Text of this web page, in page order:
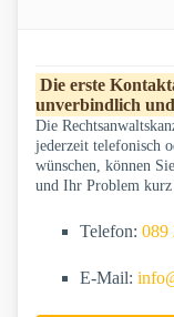
Die erste
unverbindlich
Die
jederzeit telefonisch
wünschen, können
und Ihr Problem kurz
Telefon: 089
E-Mail: